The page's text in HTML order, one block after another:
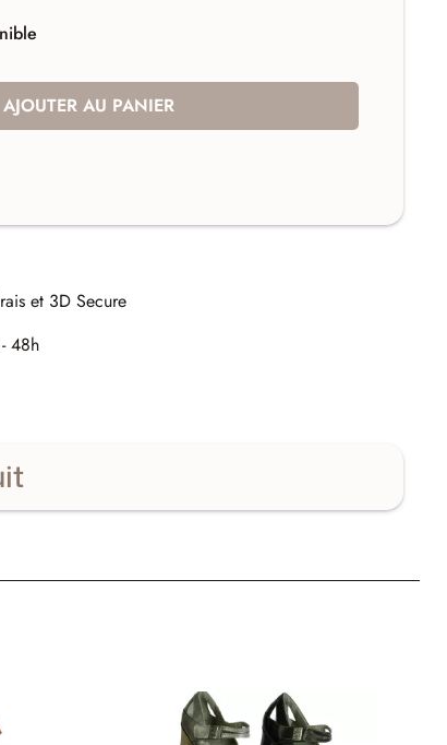
AJOUTER AU PANIER
et 3D Secure
48h